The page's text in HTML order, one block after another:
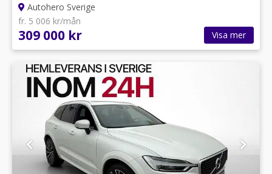
Autohero Sverige
fr. 5 006 kr/mån
309 000 kr Visa mer